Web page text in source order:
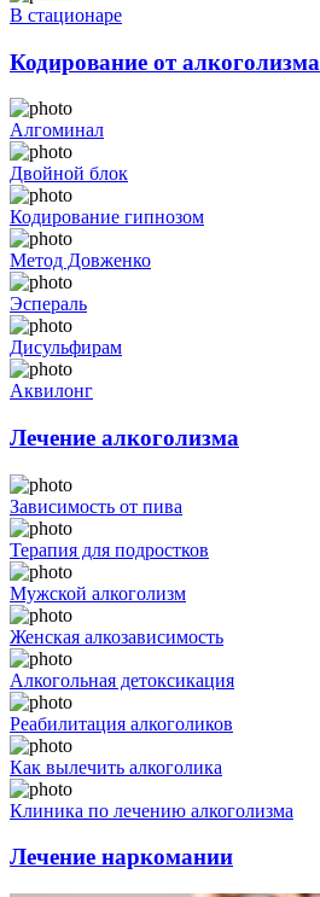
В стационаре
Кодирование от алкоголизма
Алгоминал
Двойной блок
Кодирование гипнозом
Метод Довженко
Эспераль
Дисульфирам
Аквилонг
Лечение алкоголизма
Зависимость от пива
Терапия для подростков
Мужской алкоголизм
Женская алкозависимость
Алкогольная детоксикация
Реабилитация алкоголиков
Как вылечить алкоголика
Клиника по лечению алкоголизма
Лечение наркомании